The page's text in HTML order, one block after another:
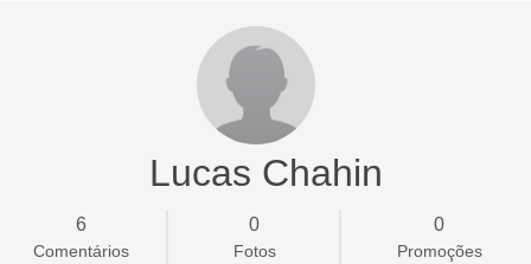
Lucas Chahin
6
Comentários
0
Fotos
0
Promoções